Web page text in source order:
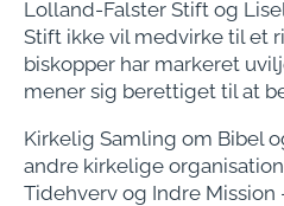
Lolland-Falster Stift og
Stift ikke vil medvirke til et
biskopper har markeret
mener sig berettiget til at
Kirkelig Samling om Bibel
andre kirkelige
Tidehverv og Indre